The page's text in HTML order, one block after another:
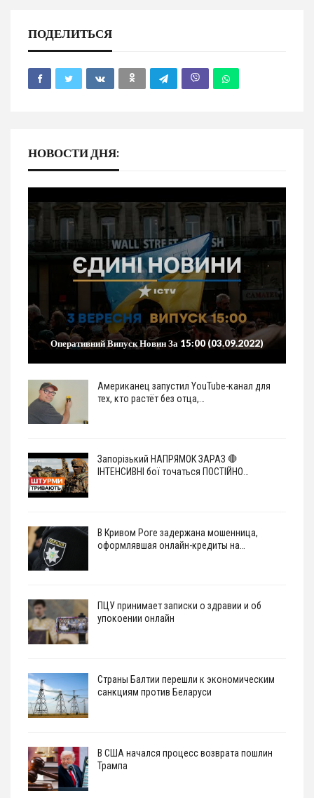
ПОДЕЛИТЬСЯ
НОВОСТИ ДНЯ:
Оперативний Випуск Новин За 15:00 (03.09.2022)
Американец запустил YouTube-канал для
тех, кто растёт без отца,…
Запорізький НАПРЯМОК ЗАРАЗ 🛑
ІНТЕНСИВНІ бої точаться ПОСТІЙНО…
В Кривом Роге задержана мошенница,
оформлявшая онлайн-кредиты на…
ПЦУ принимает записки о здравии и об
упокоении онлайн
Страны Балтии перешли к экономическим
санкциям против Беларуси
В США начался процесс возврата пошлин
Трампа